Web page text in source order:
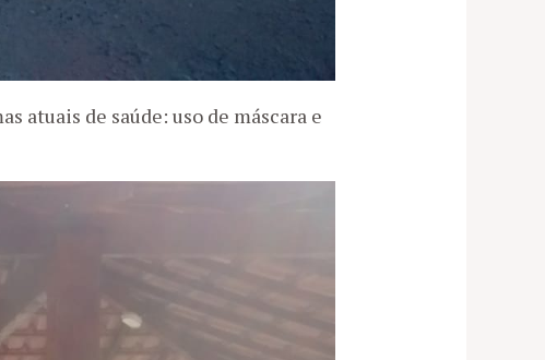
atuais de saúde: uso de máscara e